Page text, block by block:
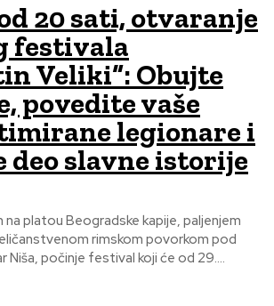
20 sati, otvaranje
festivala
Veliki“: Obujte
povedite vaše
legionare i
deo slavne istorije
platou Beogradske kapije, paljenjem
rimskom povorkom pod
Niša, počinje festival koji će od 29....